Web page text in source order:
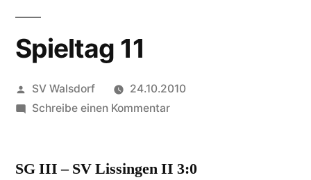
Spieltag 11
Veröffentlicht
von
SV Walsdorf
24.10.2010
Schreibe einen Kommentarzu
SG III – SV Lissingen II 3:0